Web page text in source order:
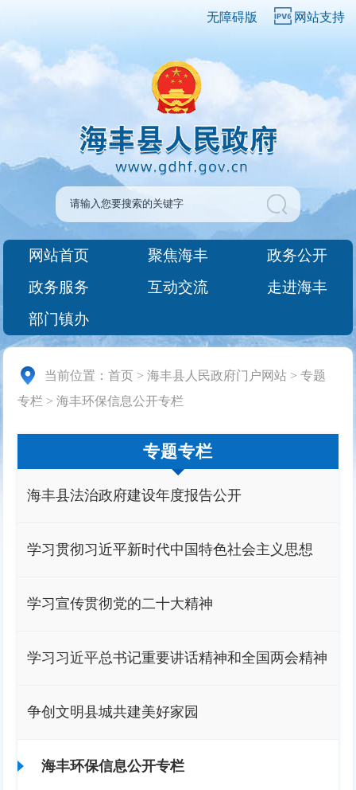
无障碍版 网站支持
网站首页 聚焦海丰
政务公开
政务服务
互动交流
走进海丰
部门镇办
当前位置：首页 >海丰县人民政府门户网站 >专题
专栏 >海丰环保信息公开专栏
专题专栏
海丰县法治政府建设年度报告公开
学习贯彻习近平新时代中国特色社会主义思想
学习宣传贯彻党的二十大精神
学习习近平总书记重要讲话精神和全国两会精神
争创文明县城共建美好家园
海丰环保信息公开专栏